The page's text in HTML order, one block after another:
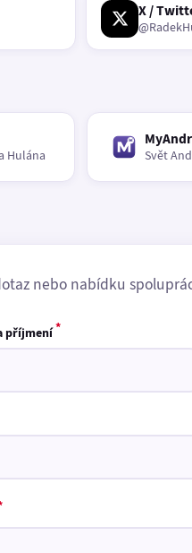
X /
Hulána Svět
nebo nabídku
příjmení*